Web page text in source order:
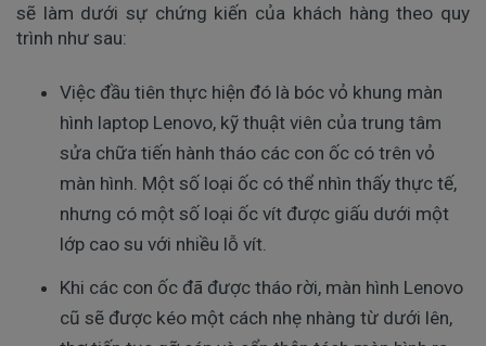
sẽ làm dưới sự chứng kiến của khách hàng theo quy
trình như sau:
Việc đầu tiên thực hiện đó là bóc vỏ khung màn
hình laptop Lenovo, kỹ thuật viên của trung tâm
sửa chữa tiến hành tháo các con ốc có trên vỏ
màn hình. Một số loại ốc có thể nhìn thấy thực tế,
nhưng có một số loại ốc vít được giấu dưới một
lớp cao su với nhiều lỗ vít.
Khi các con ốc đã được tháo rời, màn hình Lenovo
cũ sẽ được kéo một cách nhẹ nhàng từ dưới lên,